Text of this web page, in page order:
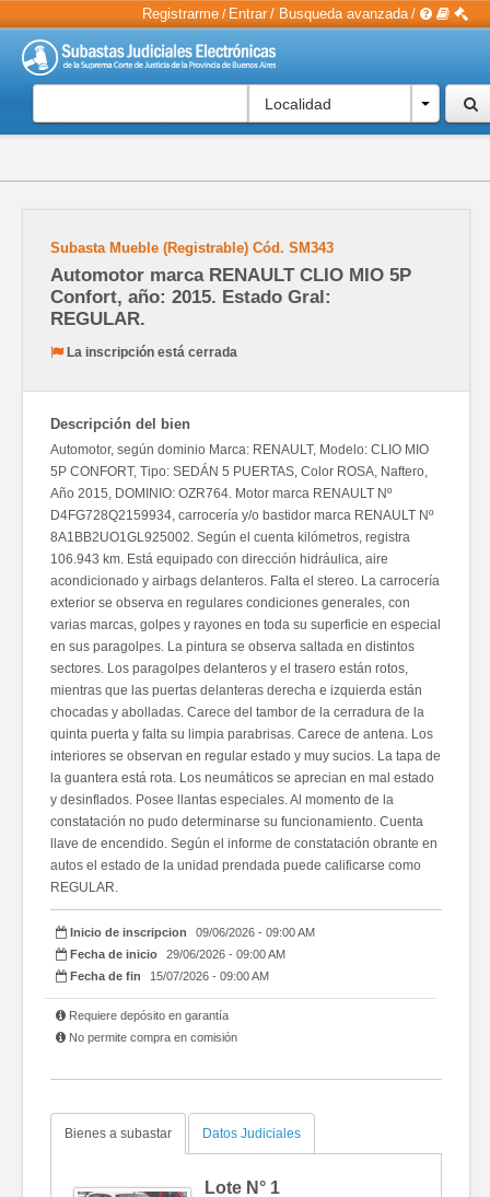
Registrarme / Entrar / Busqueda avanzada /
Localidad
Subasta Mueble (Registrable) Cód. SM343
Automotor marca RENAULT CLIO MIO 5P
Confort, año: 2015. Estado Gral:
REGULAR.
La inscripción está cerrada
Descripción del bien
Automotor, según dominio Marca: RENAULT, Modelo: CLIO MIO
5P CONFORT, Tipo: SEDÁN 5 PUERTAS, Color ROSA, Naftero,
Año 2015, DOMINIO: OZR764. Motor marca RENAULT Nº
D4FG728Q2159934, carrocería y/o bastidor marca RENAULT Nº
8A1BB2UO1GL925002. Según el cuenta kilómetros, registra
106.943 km. Está equipado con dirección hidráulica, aire
acondicionado y airbags delanteros. Falta el stereo. La carrocería
exterior se observa en regulares condiciones generales, con
varias marcas, golpes y rayones en toda su superficie en especial
en sus paragolpes. La pintura se observa saltada en distintos
sectores. Los paragolpes delanteros y el trasero están rotos,
mientras que las puertas delanteras derecha e izquierda están
chocadas y abolladas. Carece del tambor de la cerradura de la
quinta puerta y falta su limpia parabrisas. Carece de antena. Los
interiores se observan en regular estado y muy sucios. La tapa de
la guantera está rota. Los neumáticos se aprecian en mal estado
y desinflados. Posee llantas especiales. Al momento de la
constatación no pudo determinarse su funcionamiento. Cuenta
llave de encendido. Según el informe de constatación obrante en
autos el estado de la unidad prendada puede calificarse como
REGULAR.
Inicio de inscripcion
09/06/2026 - 09:00 AM
Fecha de inicio
29/06/2026 - 09:00 AM
Fecha de fin
15/07/2026 - 09:00 AM
Requiere depósito en garantía
No permite compra en comisión
Bienes a subastar Datos Judiciales
Lote N° 1